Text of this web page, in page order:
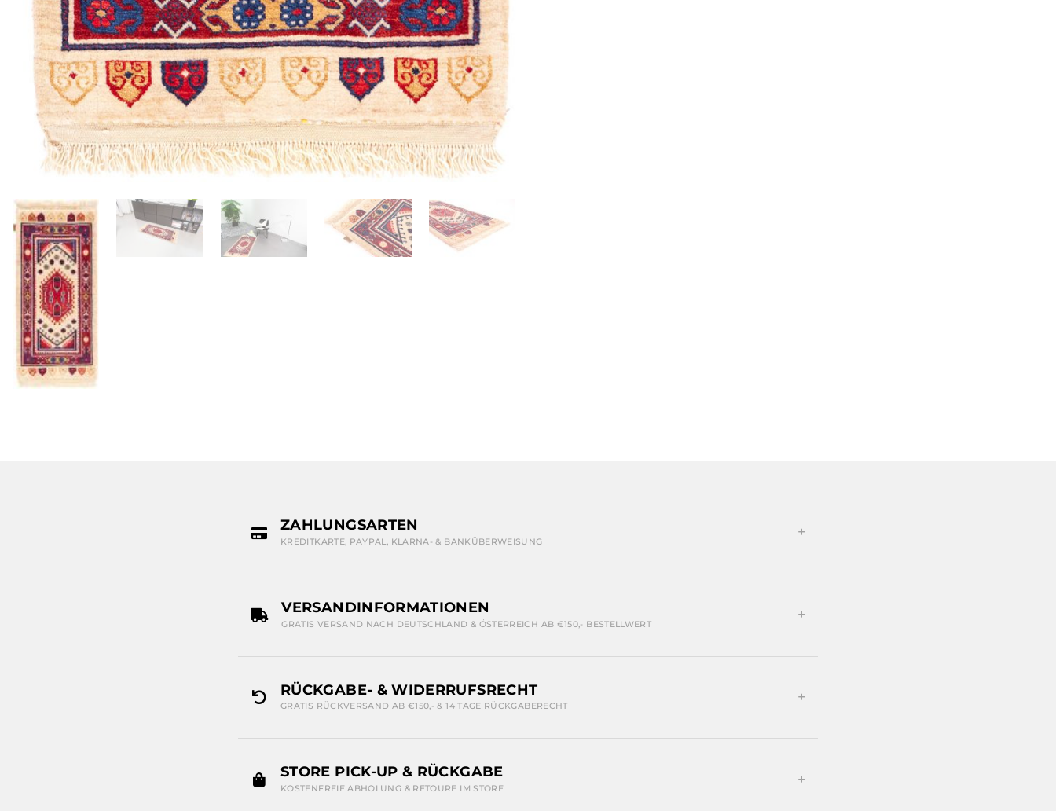
ZAHLUNGSARTEN
KREDITKARTE, PAYPAL, KLARNA- & BANKÜBERWEISUNG
VERSANDINFORMATIONEN
GRATIS VERSAND NACH DEUTSCHLAND & ÖSTERREICH AB €150,- BESTELLWERT
RÜCKGABE- & WIDERRUFSRECHT
GRATIS RÜCKVERSAND AB €150,- & 14 TAGE RÜCKGABERECHT
STORE PICK-UP & RÜCKGABE
KOSTENFREIE ABHOLUNG & RETOURE IM STORE